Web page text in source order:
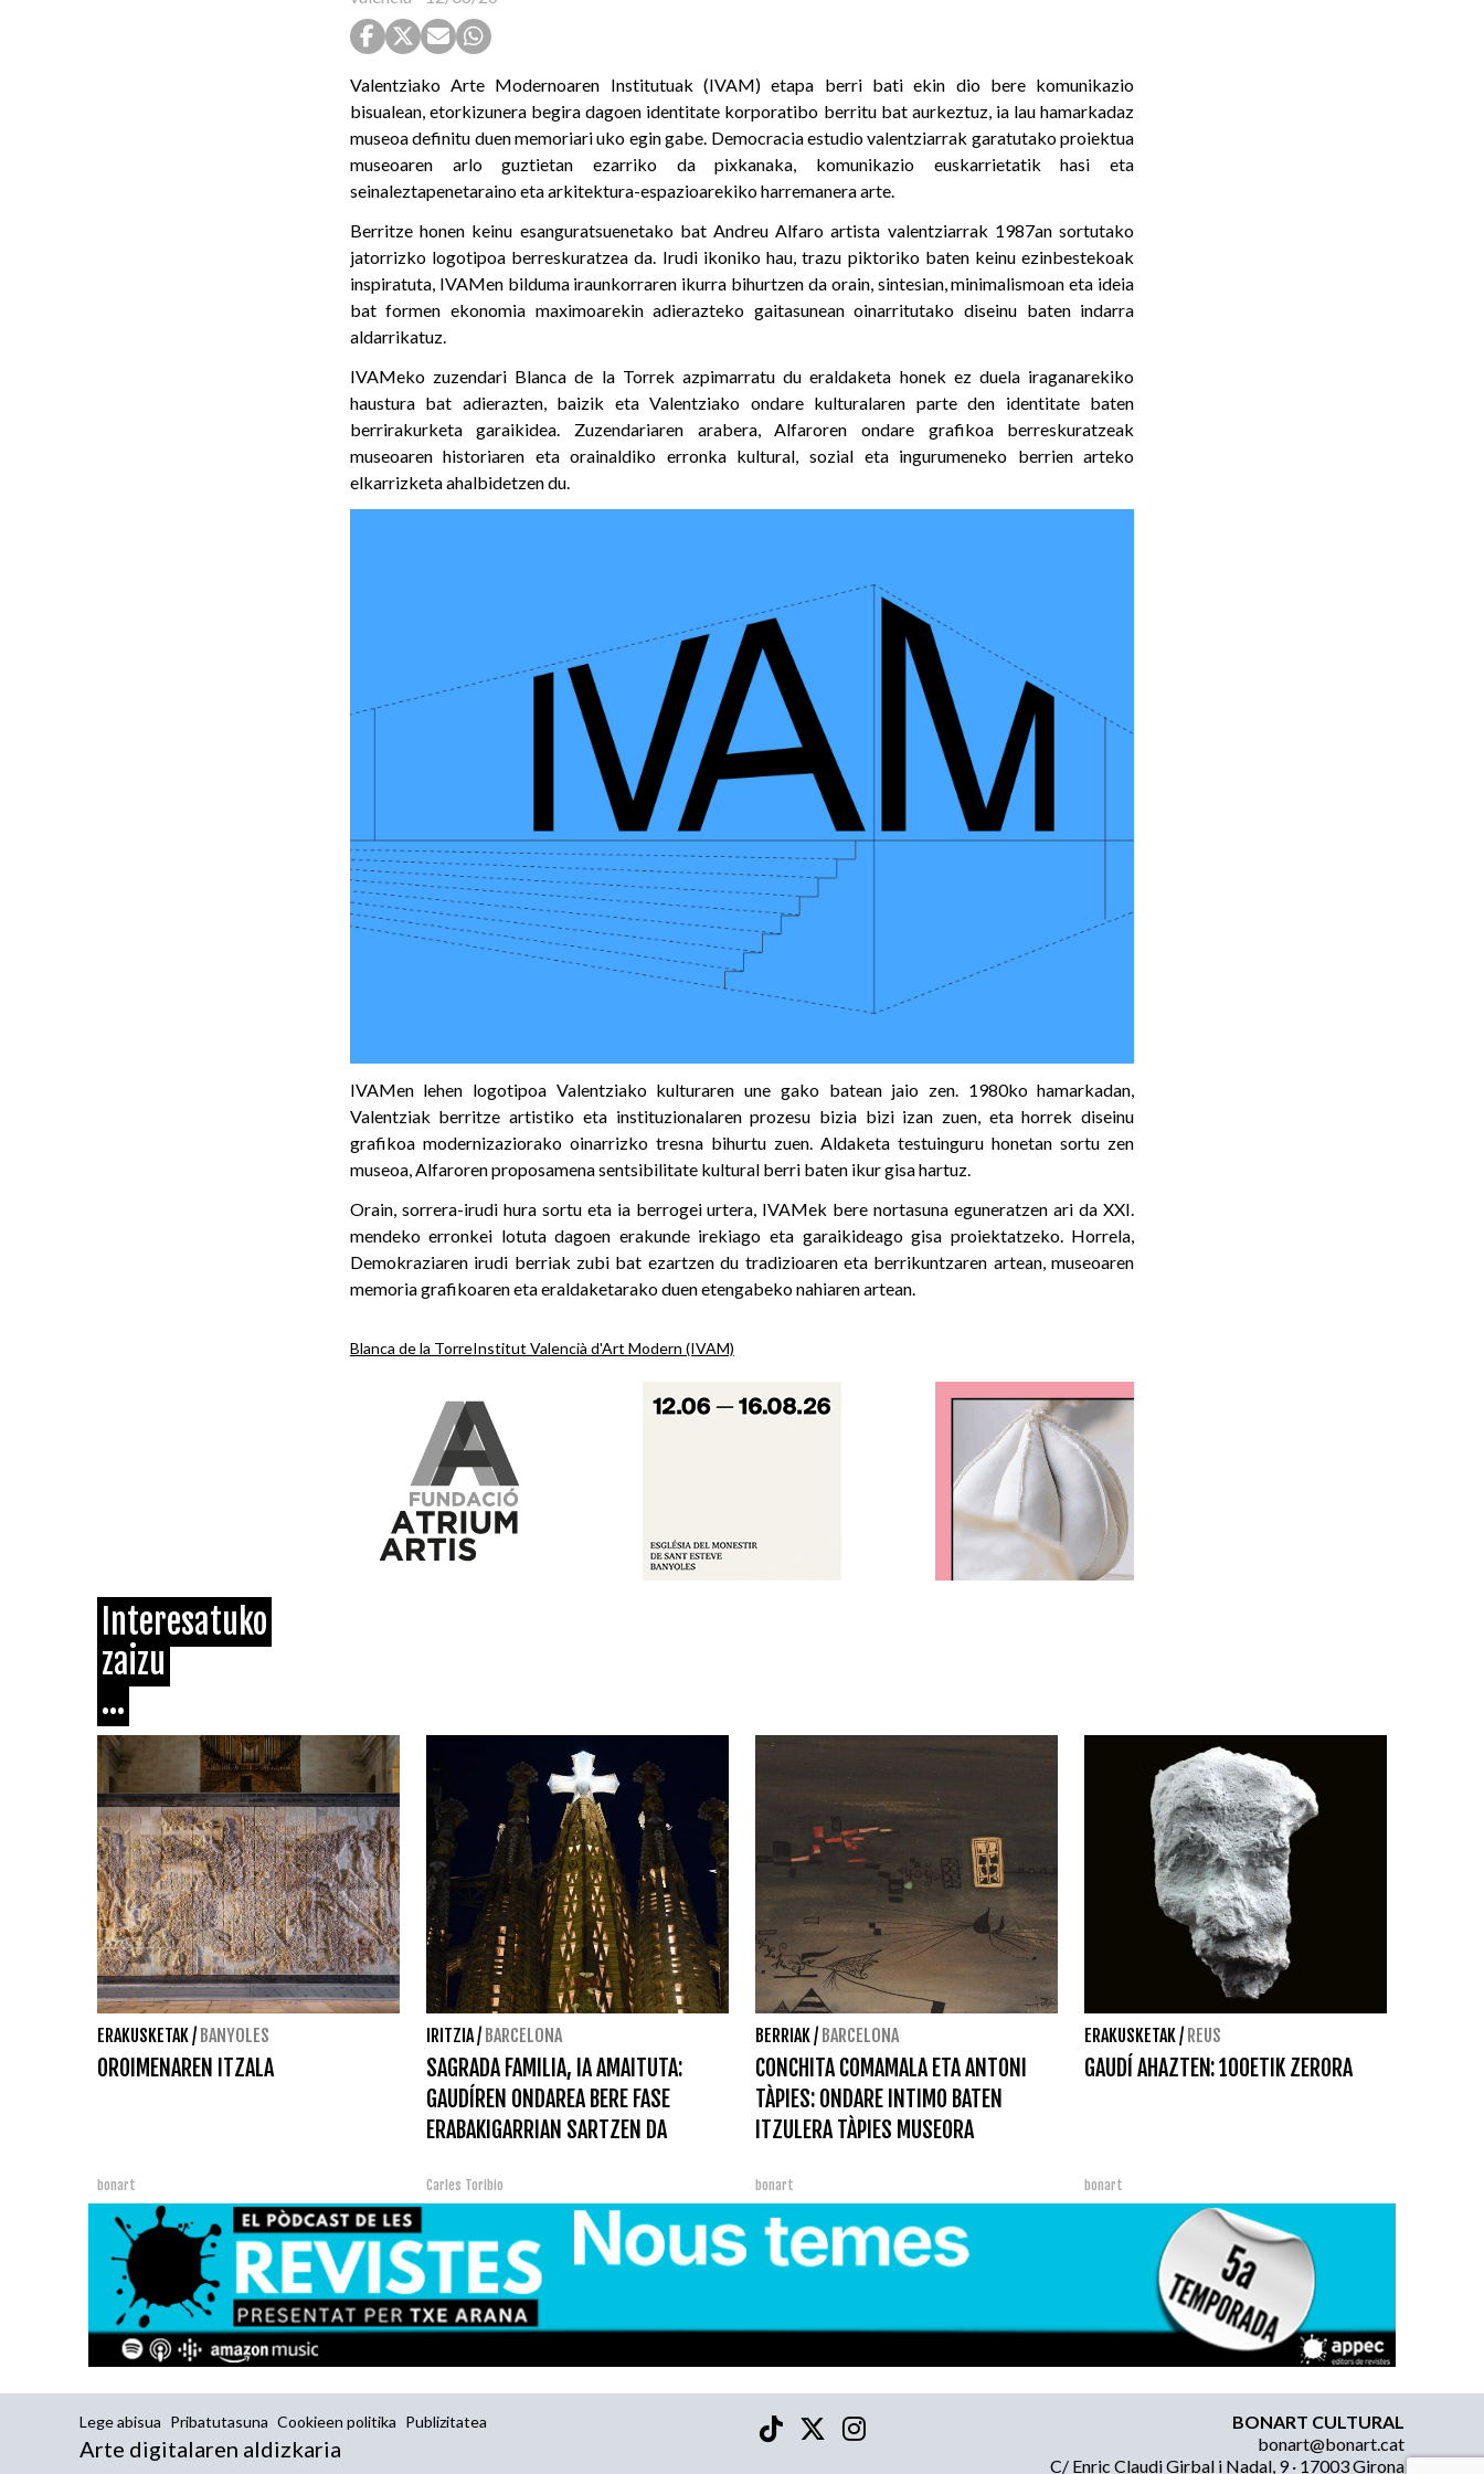
Valentziako Arte Modernoaren Institutuak (IVAM) etapa berri bati ekin dio bere komunikazio
bisualean, etorkizunera begira dagoen identitate korporatibo berritu bat aurkeztuz, ia lau hamarkadaz
museoa definitu duen memoriari uko egin gabe. Democracia estudio valentziarrak garatutako proiektua
museoaren arlo guztietan ezarriko da pixkanaka, komunikazio euskarrietatik hasi eta
seinaleztapenetaraino eta arkitektura-espazioarekiko harremanera arte.
Berritze honen keinu esanguratsuenetako bat Andreu Alfaro artista valentziarrak 1987an sortutako
jatorrizko logotipoa berreskuratzea da. Irudi ikoniko hau, trazu piktoriko baten keinu ezinbestekoak
inspiratuta, IVAMen bilduma iraunkorraren ikurra bihurtzen da orain, sintesian, minimalismoan eta ideia
bat formen ekonomia maximoarekin adierazteko gaitasunean oinarritutako diseinu baten indarra
aldarrikatuz.
IVAMeko zuzendari Blanca de la Torrek azpimarratu du eraldaketa honek ez duela iraganarekiko
haustura bat adierazten, baizik eta Valentziako ondare kulturalaren parte den identitate baten
berrirakurketa garaikidea. Zuzendariaren arabera, Alfaroren ondare grafikoa berreskuratzeak
museoaren historiaren eta orainaldiko erronka kultural, sozial eta ingurumeneko berrien arteko
elkarrizketa ahalbidetzen du.
IVAMen lehen logotipoa Valentziako kulturaren une gako batean jaio zen. 1980ko hamarkadan,
Valentziak berritze artistiko eta instituzionalaren prozesu bizia bizi izan zuen, eta horrek diseinu
grafikoa modernizaziorako oinarrizko tresna bihurtu zuen. Aldaketa testuinguru honetan sortu zen
museoa, Alfaroren proposamena sentsibilitate kultural berri baten ikur gisa hartuz.
Orain, sorrera-irudi hura sortu eta ia berrogei urtera, IVAMek bere nortasuna eguneratzen ari da XXI.
mendeko erronkei lotuta dagoen erakunde irekiago eta garaikideago gisa proiektatzeko. Horrela,
Demokraziaren irudi berriak zubi bat ezartzen du tradizioaren eta berrikuntzaren artean, museoaren
memoria grafikoaren eta eraldaketarako duen etengabeko nahiaren artean.
Blanca de la TorreInstitut Valencià d'Art Modern (IVAM)
Interesatuko
zaizu
...
ERAKUSKETAK/ BANYOLES
OROIMENAREN ITZALA
bonart
IRITZIA/ BARCELONA
SAGRADA FAMILIA, IA AMAITUTA:
GAUDÍREN ONDAREA BERE FASE
ERABAKIGARRIAN SARTZEN DA
Carles Toribio
BERRIAK/ BARCELONA
CONCHITA COMAMALA ETA ANTONI
TÀPIES: ONDARE INTIMO BATEN
ITZULERA TÀPIES MUSEORA
bonart
ERAKUSKETAK/ REUS
GAUDÍ AHAZTEN: 100ETIK ZERORA
bonart
Lege abisua Pribatutasuna Cookieen politika Publizitatea
Arte digitalaren aldizkaria
BONART CULTURAL
bonart@bonart.cat
C/ Enric Claudi Girbal i Nadal, 9 · 17003 Girona